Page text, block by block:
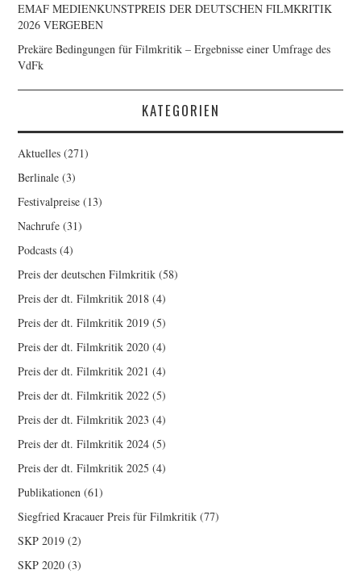
EMAF MEDIENKUNSTPREIS DER DEUTSCHEN FILMKRITIK
2026 VERGEBEN
Prekäre Bedingungen für Filmkritik – Ergebnisse einer Umfrage des
VdFk
KATEGORIEN
Aktuelles (271)
Berlinale (3)
Festivalpreise (13)
Nachrufe (31)
Podcasts (4)
Preis der deutschen Filmkritik (58)
Preis der dt. Filmkritik 2018 (4)
Preis der dt. Filmkritik 2019 (5)
Preis der dt. Filmkritik 2020 (4)
Preis der dt. Filmkritik 2021 (4)
Preis der dt. Filmkritik 2022 (5)
Preis der dt. Filmkritik 2023 (4)
Preis der dt. Filmkritik 2024 (5)
Preis der dt. Filmkritik 2025 (4)
Publikationen (61)
Siegfried Kracauer Preis für Filmkritik (77)
SKP 2019 (2)
SKP 2020 (3)